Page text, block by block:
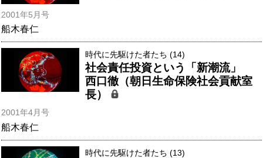
2001年5月号
船木春仁
時代に先駆けた者たち (14)
社会責任投資という「新潮流」
西口徹（朝日生命保険社会貢献室
長）
2001年4月号
船木春仁
時代に先駆けた者たち (13)